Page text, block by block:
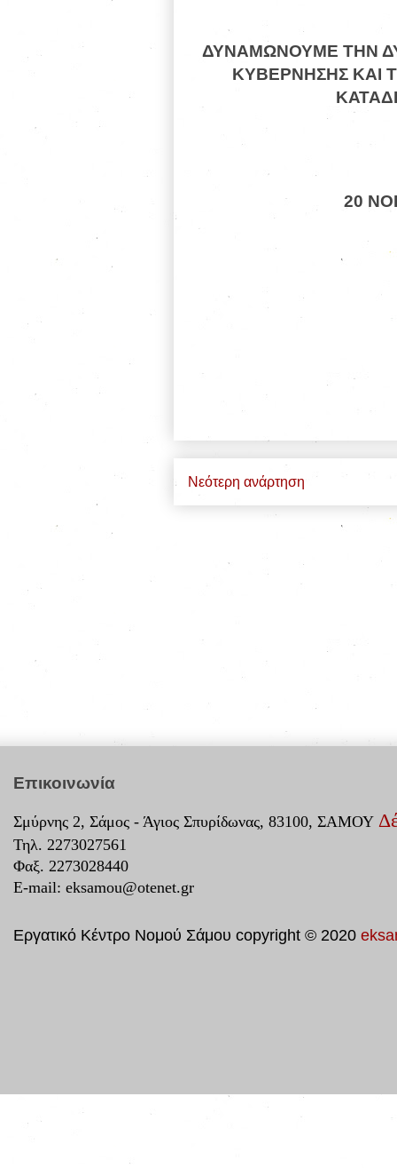
ΔΥΝΑΜΩΝΟΥΜΕ ΤΗΝ
ΚΥΒΕΡΝΗΣΗΣ ΚΑΙ
20
Νεότερη ανάρτηση
Επικοινωνία
Σμύρνης 2, Σάμος - Άγιος Σπυρίδωνας, 83100, ΣΑΜΟΥ
Τηλ. 2273027561
Φαξ. 2273028440
E-mail: eksamou@otenet.gr
Εργατικό Κέντρο Νομού Σάμου copyright © 2020